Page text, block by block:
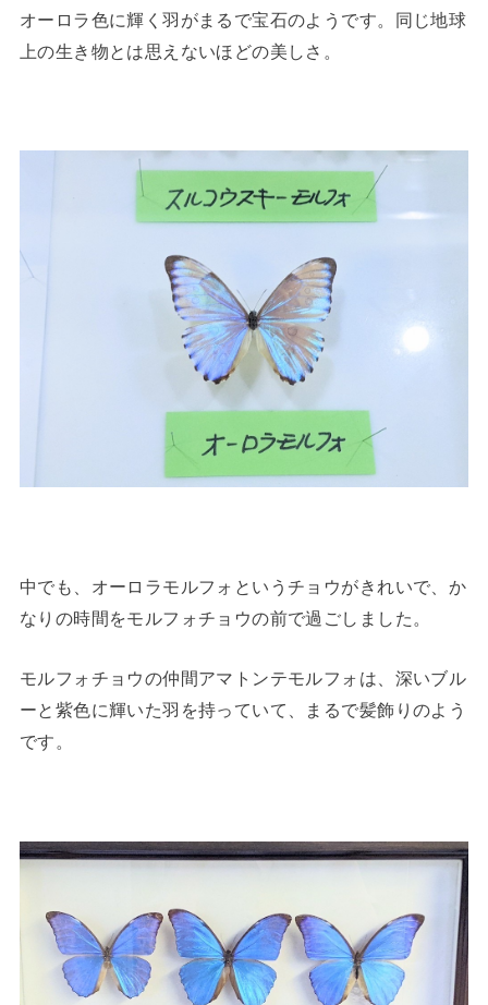
オーロラ色に輝く羽がまるで宝石のようです。同じ地球
上の生き物とは思えないほどの美しさ。
中でも、オーロラモルフォというチョウがきれいで、か
なりの時間をモルフォチョウの前で過ごしました。
モルフォチョウの仲間アマトンテモルフォは、深いブル
ーと紫色に輝いた羽を持っていて、まるで髪飾りのよう
です。